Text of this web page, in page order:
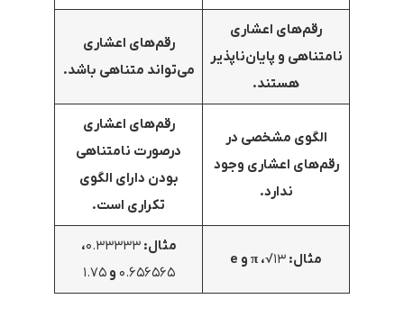
رقم‌های اعشاری
نامتناهی و پایان‌ناپذیر
هستند.
رقم‌های اعشاری
می‌تواند متناهی باشد.
الگوی مشخصی در
رقم‌های اعشاری وجود
ندارد.
رقم‌های اعشاری
درصورت نامتناهی
بودن دارای الگوی
تکراری است.
مثال: ۱۳√ ، π و e
مثال:۰.۳۳۳۳۳،
۰.۶۵۶۵۶۵ و۱.۷۵